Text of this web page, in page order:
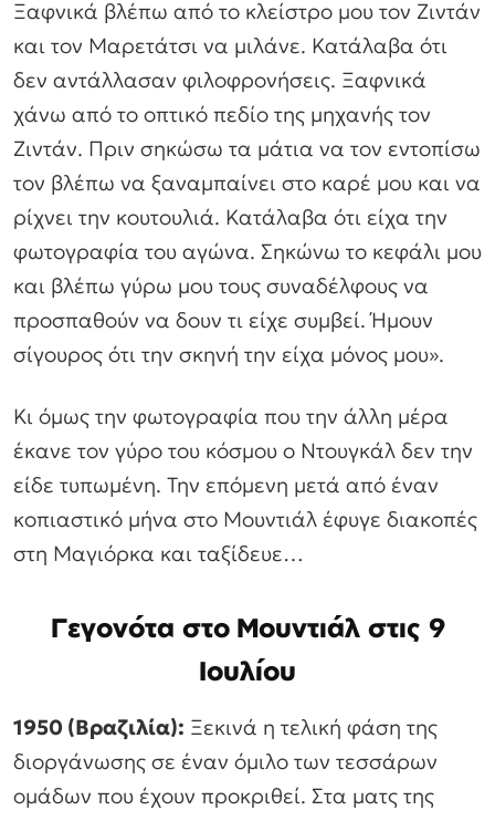
Ξαφνικά βλέπω από το κλείστρο μου τον Ζιντάν
και τον Μαρετάτσι να μιλάνε. Κατάλαβα ότι
δεν αντάλλασαν φιλοφρονήσεις. Ξαφνικά
χάνω από το οπτικό πεδίο της μηχανής τον
Ζιντάν. Πριν σηκώσω τα μάτια να τον εντοπίσω
τον βλέπω να ξαναμπαίνει στο καρέ μου και να
ρίχνει την κουτουλιά. Κατάλαβα ότι είχα την
φωτογραφία του αγώνα. Σηκώνω το κεφάλι μου
και βλέπω γύρω μου τους συναδέλφους να
προσπαθούν να δουν τι είχε συμβεί. Ήμουν
σίγουρος ότι την σκηνή την είχα μόνος μου».
Κι όμως την φωτογραφία που την άλλη μέρα
έκανε τον γύρο του κόσμου ο Ντουγκάλ δεν την
είδε τυπωμένη. Την επόμενη μετά από έναν
κοπιαστικό μήνα στο Μουντιάλ έφυγε διακοπές
στη Μαγιόρκα και ταξίδευε…
Γεγονότα στο Μουντιάλ στις 9
Ιουλίου
1950 (Βραζιλία): Ξεκινά η τελική φάση της
διοργάνωσης σε έναν όμιλο των τεσσάρων
ομάδων που έχουν προκριθεί. Στα ματς της